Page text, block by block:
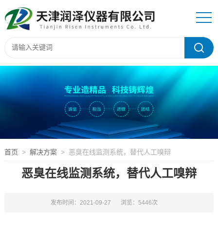
首页 > 解决方案> 恶臭在线监测系统，替代人工嗅辩
恶臭在线监测系统，替代人工嗅辩
发布时间：2021-09-27 浏览：5446次